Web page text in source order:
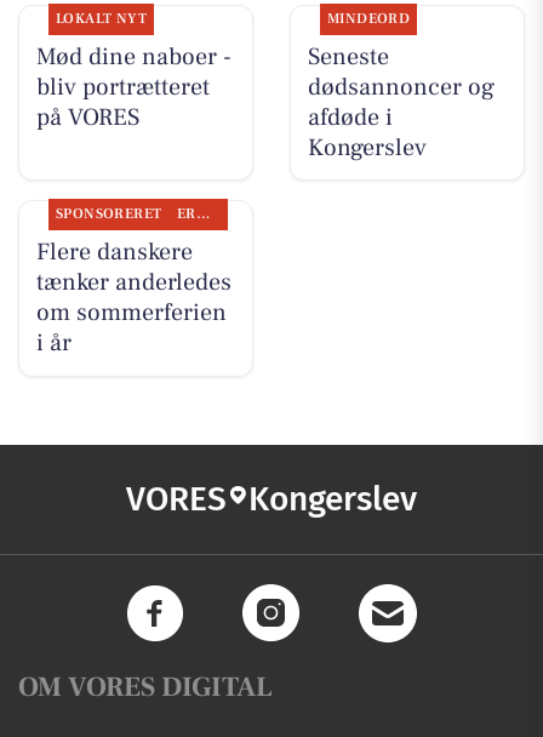
LOKALT NYT
Mød dine naboer -
bliv portrætteret
på VORES
MINDEORD
Seneste
dødsannoncer og
afdøde i
Kongerslev
SPONSORERET ERHVERV
Flere danskere
tænker anderledes
om sommerferien
i år
VORES Kongerslev
OM VORES DIGITAL